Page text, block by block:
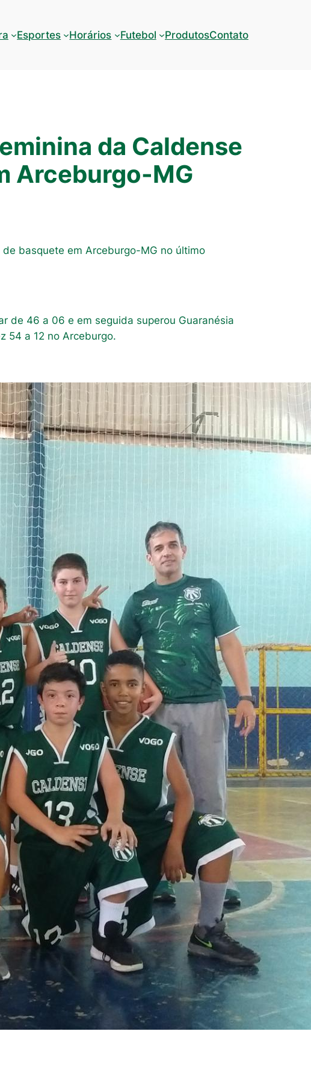
Esportes Horários Futebol ProdutosContato
da Caldense
Arceburgo-MG
basquete em Arceburgo-MG no último
de 46 a 06 e em seguida superou Guaranésia
54 a 12 no Arceburgo.